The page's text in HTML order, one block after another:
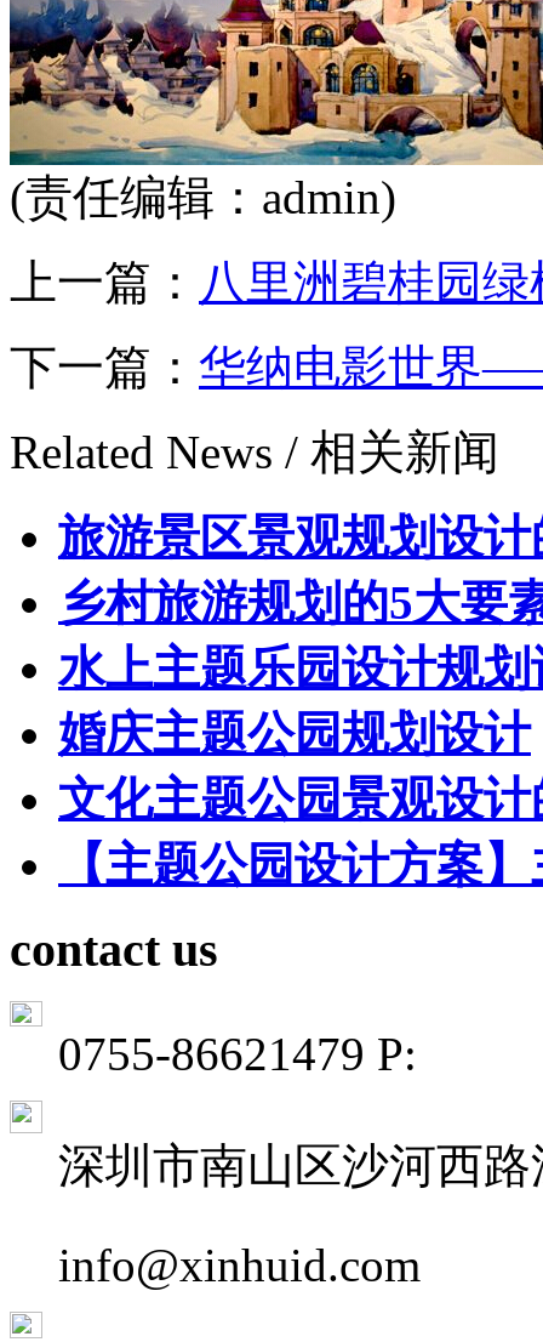
(责任编辑：admin)
上一篇： 八里洲碧桂园
下一篇： 华纳电影世界
Related News / 相关新闻
旅游景区景观规划设计
乡村旅游规划的5大要
水上主题乐园设计规划
婚庆主题公园规划设计
文化主题公园景观设计
【主题公园设计方案
contact us
0755-86621479 P:
深圳市南山区沙河西
info@xinhuid.com